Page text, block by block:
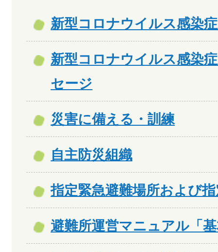
新型コロナウイルス感染
新型コロナウイルス感染
セージ
災害に備える・訓練
自主防災組織
指定緊急避難場所および
避難所運営マニュアル「